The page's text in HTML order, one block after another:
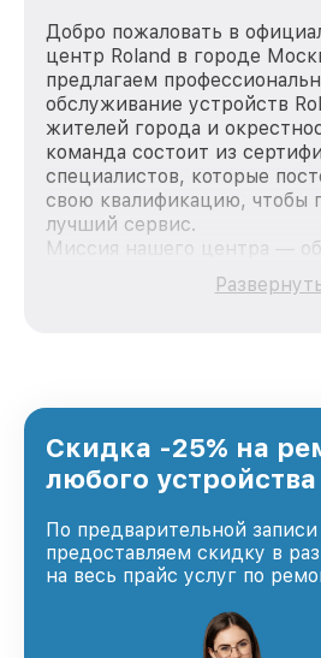
Добро пожаловать в
центр Roland в городе
предлагаем
обслуживание устройств
жителей города и
команда состоит из
специалистов, которые
свою квалификацию, чтобы
лучший сервис.
Миссия нашего центра —
качественный и доступный
каждого пользователя
Москве, постоянно повышая
и лояльности наших
Скидка -25% на
любого
По предварительной записи
предоставляем скидку в
на весь прайс услуг по